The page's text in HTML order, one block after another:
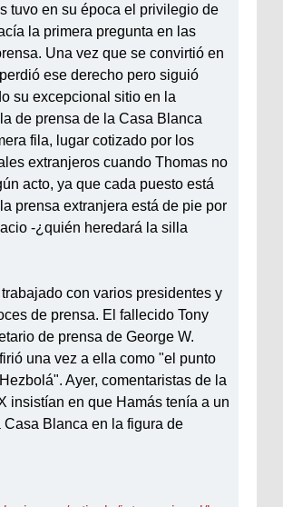
tuvo en su época el privilegio de
la primera pregunta en las
Una vez que se convirtió en
ese derecho pero siguió
su excepcional sitio en la
de prensa de la Casa Blanca
fila, lugar cotizado por los
extranjeros cuando Thomas no
acto, ya que cada puesto está
prensa extranjera está de pie por
-¿quién heredará la silla
con varios presidentes y
de prensa. El fallecido Tony
de prensa de George W.
una vez a ella como "el punto
Ayer, comentaristas de la
insistían en que Hamás tenía a un
Casa Blanca en la figura de